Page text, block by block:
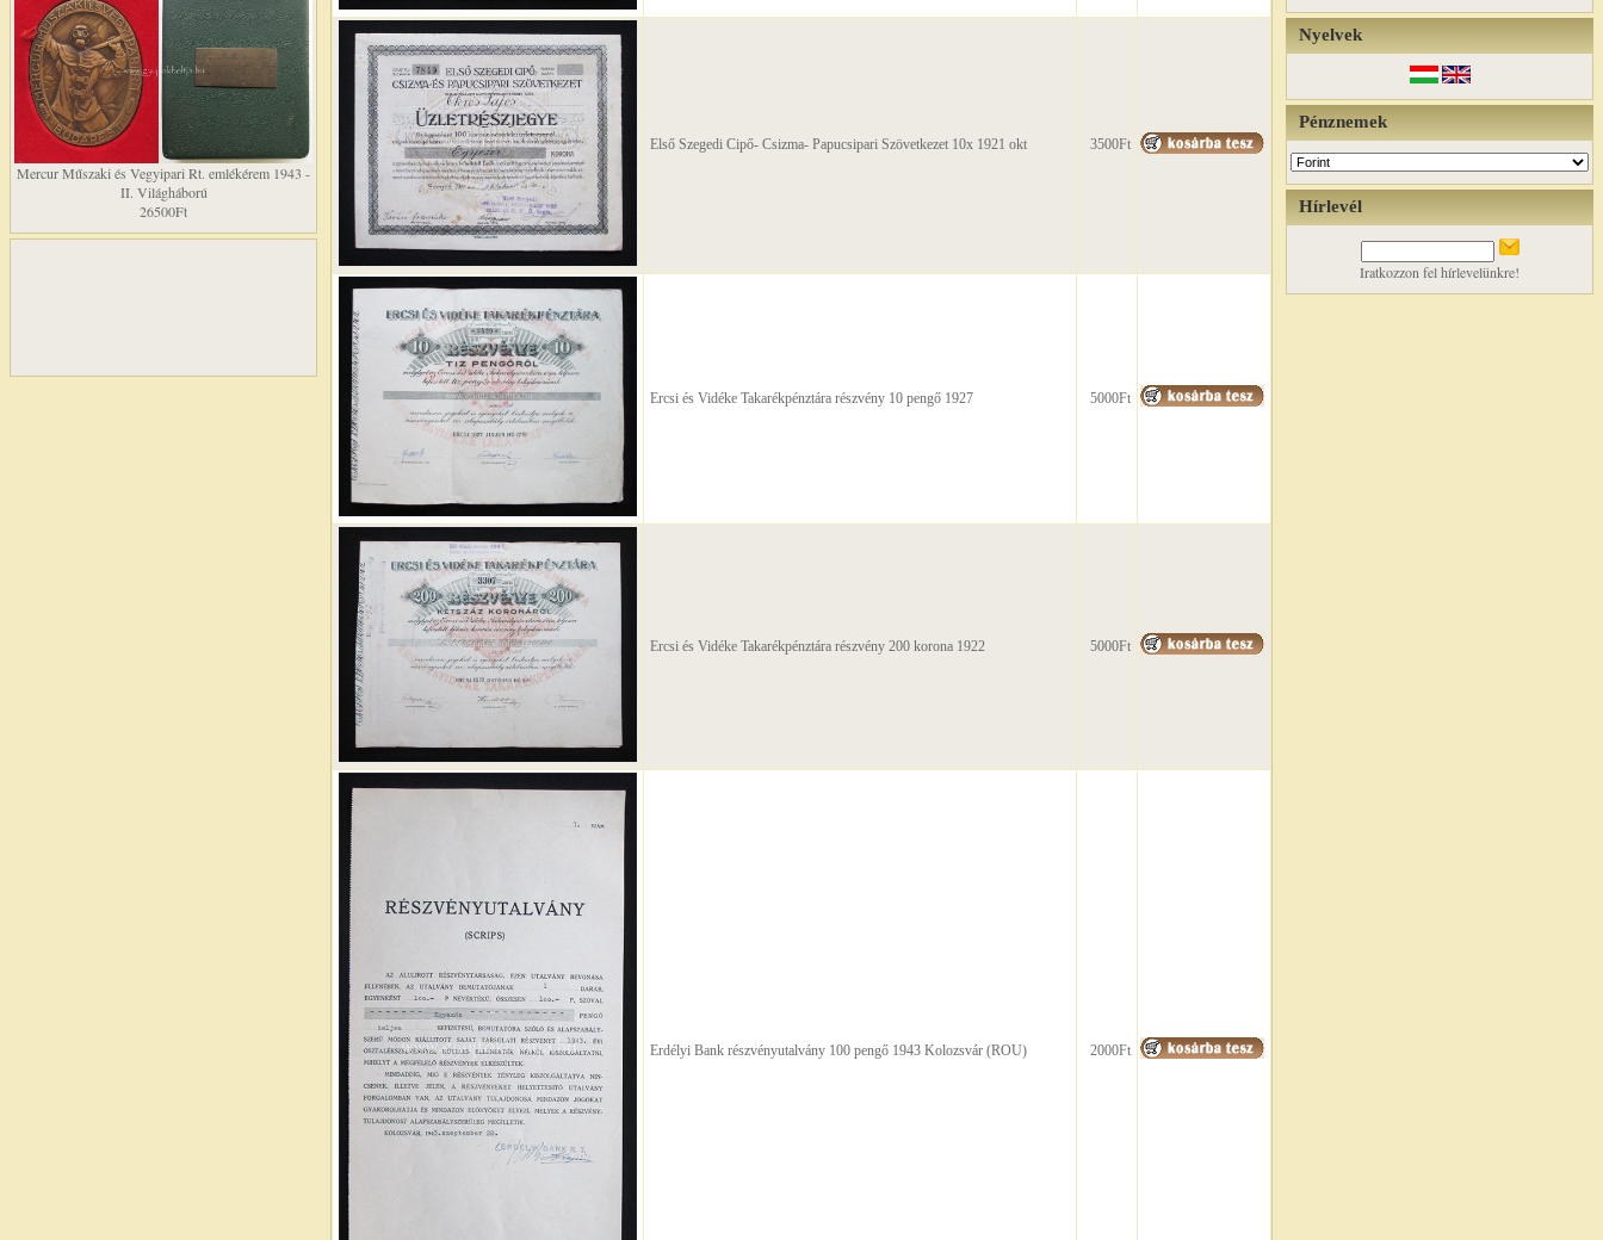
Mercur Műszaki és Vegyipari Rt. emlékérem 1943 -
II. Világháború
26500Ft
Első Szegedi Cipő- Csizma- Papucsipari Szövetkezet 10x 1921 okt 3500Ft
Ercsi és Vidéke Takarékpénztára részvény 10 pengő 1927 5000Ft
Ercsi és Vidéke Takarékpénztára részvény 200 korona 1922 5000Ft
Erdélyi Bank részvényutalvány 100 pengő 1943 Kolozsvár (ROU) 2000Ft
Nyelvek
Pénznemek
Hírlevél
Iratkozzon fel hírlevelünkre!